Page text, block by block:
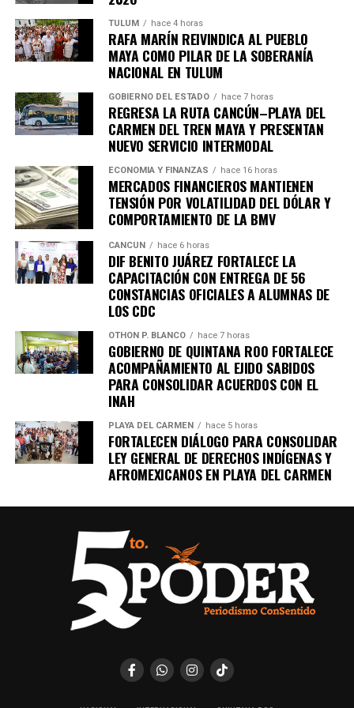
importantes de Quintana Roo directamente
en tu teléfono.
Unirme al canal de WhatsApp
TULUM hace 4 horas
RAFA MARÍN REIVINDICA AL PUEBLO
MAYA COMO PILAR DE LA SOBERANÍA
NACIONAL EN TULUM
GOBIERNO DEL ESTADO hace 7 horas
REGRESA LA RUTA CANCÚN–PLAYA DEL
CARMEN DEL TREN MAYA Y PRESENTAN
NUEVO SERVICIO INTERMODAL
ECONOMÍA Y FINANZAS hace 16 horas
MERCADOS FINANCIEROS MANTIENEN
TENSIÓN POR VOLATILIDAD DEL DÓLAR Y
COMPORTAMIENTO DE LA BMV
CANCÚN hace 6 horas
DIF BENITO JUÁREZ FORTALECE LA
CAPACITACIÓN CON ENTREGA DE 56
CONSTANCIAS OFICIALES A ALUMNAS DE
LOS CDC
OTHON P. BLANCO hace 7 horas
GOBIERNO DE QUINTANA ROO FORTALECE
ACOMPAÑAMIENTO AL EJIDO SABIDOS
PARA CONSOLIDAR ACUERDOS CON EL
INAH
PLAYA DEL CARMEN hace 5 horas
FORTALECEN DIÁLOGO PARA CONSOLIDAR
LEY GENERAL DE DERECHOS INDÍGENAS Y
AFROMEXICANOS EN PLAYA DEL CARMEN